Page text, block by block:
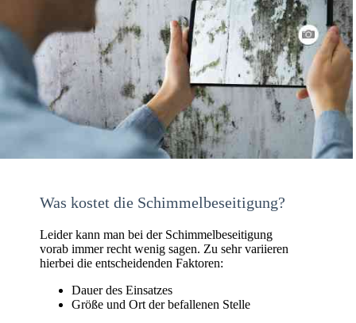
Was kostet die Schimmelbeseitigung?
Leider kann man bei der Schimmelbeseitigung
vorab immer recht wenig sagen. Zu sehr variieren
hierbei die entscheidenden Faktoren:
Dauer des Einsatzes
Größe und Ort der befallenen Stelle